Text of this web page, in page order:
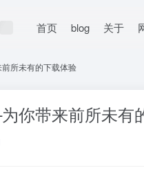
首页 blog 关于
所未有的下载体验
你带来前所未有